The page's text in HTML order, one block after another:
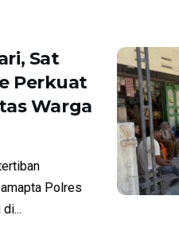
Sat
Perkuat
Warga
Polres